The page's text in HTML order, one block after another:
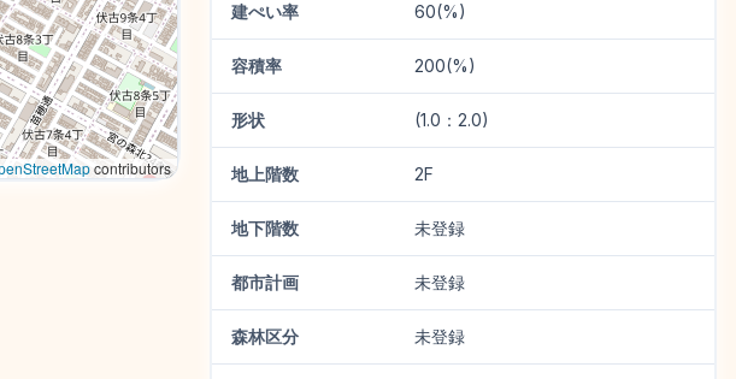
contributors
建ぺい率 60(%)
容積率 200(%)
形状 (1.0：2.0)
地上階数 2F
地下階数 未登録
都市計画 未登録
森林区分 未登録